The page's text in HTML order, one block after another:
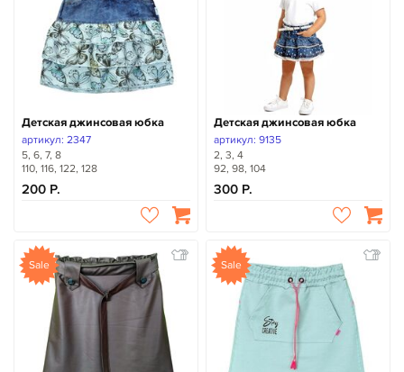
Детская джинсовая юбка
артикул: 2347
5, 6, 7, 8
110, 116, 122, 128
200
Детская джинсовая юбка
артикул: 9135
2, 3, 4
92, 98, 104
300
Sale Sale